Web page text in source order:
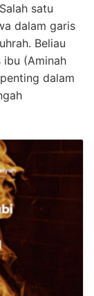
satu
dalam garis
Beliau
(Aminah
dalam